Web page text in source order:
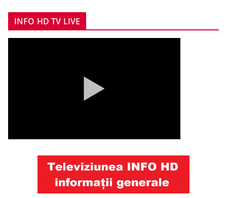
INFO HD TV LIVE